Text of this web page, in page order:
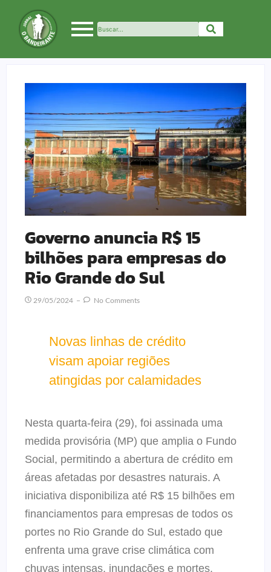
Governo anuncia R$ 15
bilhões para empresas do
Rio Grande do Sul
29/05/2024 No Comments
Novas linhas de crédito
visam apoiar regiões
atingidas por calamidades
Nesta quarta-feira (29), foi assinada uma
medida provisória (MP) que amplia o Fundo
Social, permitindo a abertura de crédito em
áreas afetadas por desastres naturais. A
iniciativa disponibiliza até R$ 15 bilhões em
financiamentos para empresas de todos os
portes no Rio Grande do Sul, estado que
enfrenta uma grave crise climática com
chuvas intensas, inundações e mortes.